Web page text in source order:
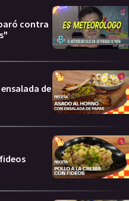
contra
de